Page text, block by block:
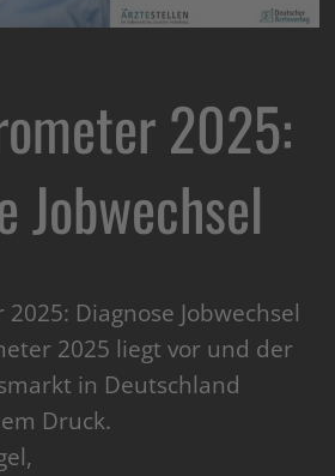
2025:
Jobwechsel
Diagnose Jobwechsel
2025 liegt vor und der
in Deutschland
Druck.